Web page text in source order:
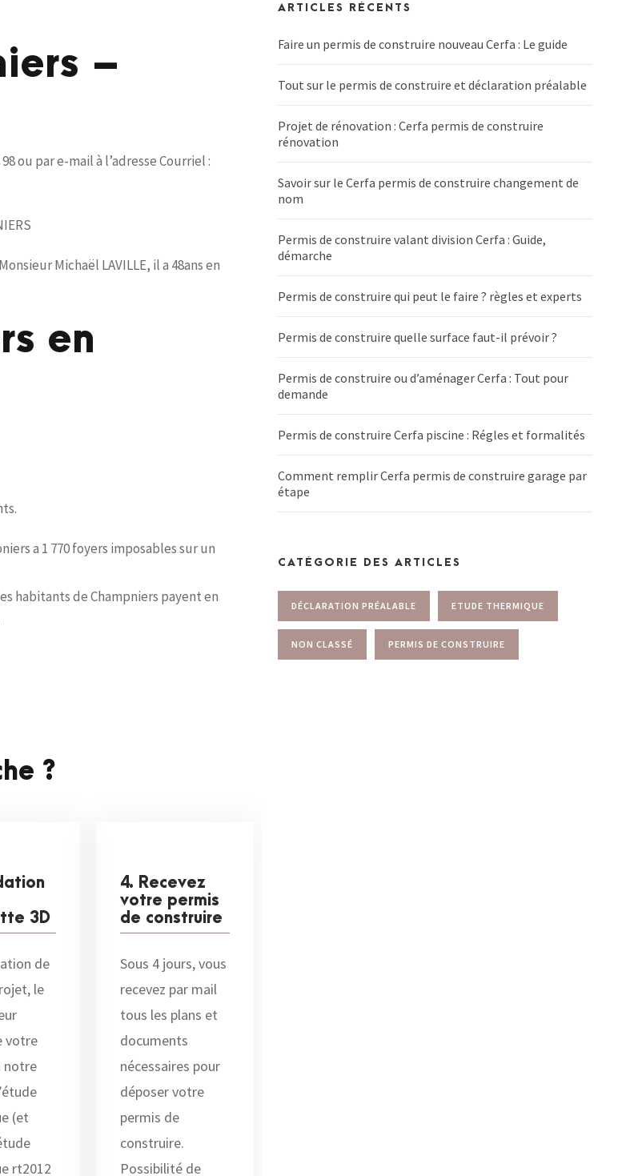
–
ou par e-mail à l’adresse Courriel :
Michaël LAVILLE, il a 48ans en
en
a 1 770 foyers imposables sur un
habitants de Champniers payent en
?
3D
de
le
votre
notre
(et
rt2012
4. Recevez
votre permis
de construire
Sous 4 jours, vous
recevez par mail
tous les plans et
documents
nécessaires pour
déposer votre
permis de
construire.
Possibilité de
ARTICLES RÉCENTS
Faire un permis de construire nouveau Cerfa : Le guide
Tout sur le permis de construire et déclaration préalable
Projet de rénovation : Cerfa permis de construire
rénovation
Savoir sur le Cerfa permis de construire changement de
nom
Permis de construire valant division Cerfa : Guide,
démarche
Permis de construire qui peut le faire ? règles et experts
Permis de construire quelle surface faut-il prévoir ?
Permis de construire ou d’aménager Cerfa : Tout pour
demande
Permis de construire Cerfa piscine : Régles et formalités
Comment remplir Cerfa permis de construire garage par
étape
CATÉGORIE DES ARTICLES
DÉCLARATION PRÉALABLE ETUDE THERMIQUE
NON CLASSÉ PERMIS DE CONSTRUIRE